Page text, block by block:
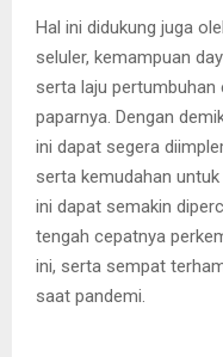
Hal ini didukung juga
seluler, kemampuan
serta laju pertumbuhan
paparnya. Dengan
ini dapat segera
serta kemudahan
ini dapat semakin
tengah cepatnya
ini, serta sempat
saat pandemi.